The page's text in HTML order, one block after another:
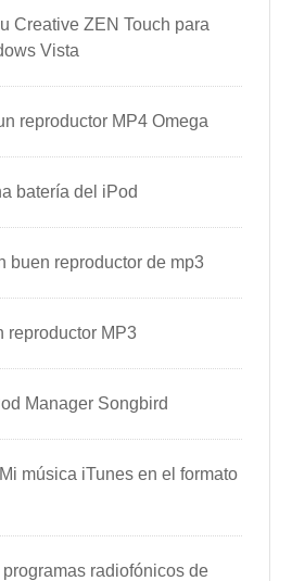
Creative ZEN Touch para
Vista
reproductor MP4 Omega
batería del iPod
buen reproductor de mp3
reproductor MP3
Manager Songbird
música iTunes en el formato
radiofónicos de